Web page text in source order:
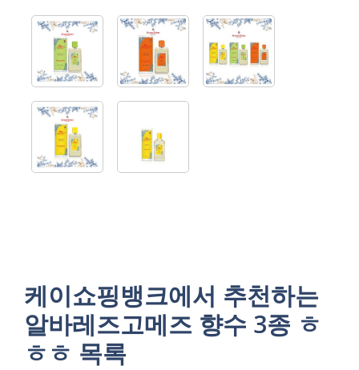
케이쇼핑뱅크에서 추천하는
알바레즈고메즈 향수 3종 ㅎ
ㅎㅎ 목록